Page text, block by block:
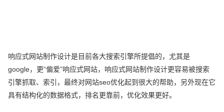
响应式网站制作设计是目前各大搜索引擎所提倡的，尤其是
google，更“偏爱”响应式网站，响应式网站制作设计更容易被搜索
引擎抓取、索引，最终对网站seo优化起到很大的帮助，另外现在它
具有结构化的数据格式，排名更靠前，优化效果更好。